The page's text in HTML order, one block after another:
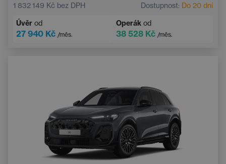
1 832 149 Kč bez DPH Dostupnost: Do 20 dní
Úvěr od
27 940 Kč /měs.
Operák od
38 528 Kč /měs.